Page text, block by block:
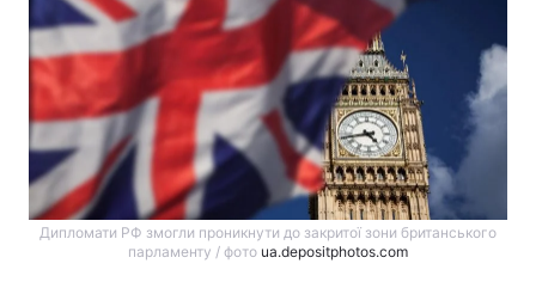
Дипломати РФ змогли проникнути до закритої зони британського
парламенту / фото ua.depositphotos.com